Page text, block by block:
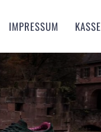
IMPRESSUM KASSE